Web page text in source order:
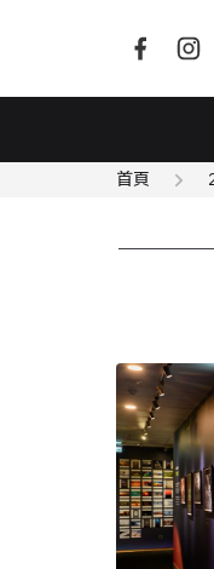
首頁